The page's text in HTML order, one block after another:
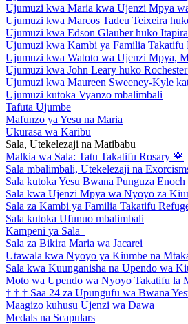
Ujumuzi kwa Maria kwa Ujenzi Mpya
Ujumuzi kwa Marcos Tadeu Teixeira
Ujumuzi kwa Edson Glauber huko
Ujumuzi kwa Kambi ya Familia Takatifu
Ujumuzi kwa Watoto wa Ujenzi Mpya,
Ujumuzi kwa John Leary huko
Ujumuzi kwa Maureen Sweeney-Kyle
Ujumuzi kutoka Vyanzo mbalimbali
Tafuta Ujumbe
Mafunzo ya Yesu na Maria
Ukurasa wa Karibu
Sala, Utekelezaji na Matibabu
Malkia wa Sala: Tatu Takatifu Rosary 🌹
Sala mbalimbali, Utekelezaji na
Sala kutoka Yesu Bwana Punguza Enoch
Sala kwa Ujenzi Mpya wa Nyoyo za
Sala za Kambi ya Familia Takatifu
Sala kutoka Ufunuo mbalimbali
Kampeni ya Sala
Sala za Bikira Maria wa Jacarei
Utawala kwa Nyoyo ya Kiumbe na
Sala kwa Kuunganisha na Upendo wa
Moto wa Upendo wa Nyoyo Takatifu la
† † † Saa 24 za Upungufu wa Bwana
Maagizo kuhusu Ujenzi wa Dawa
Medals na Scapulars